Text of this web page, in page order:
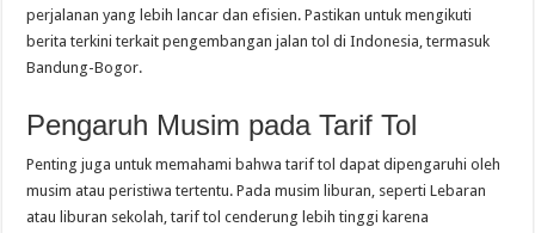
perjalanan yang lebih lancar dan efisien. Pastikan untuk mengikuti
berita terkini terkait pengembangan jalan tol di Indonesia, termasuk
Bandung-Bogor.
Pengaruh Musim pada Tarif Tol
Penting juga untuk memahami bahwa tarif tol dapat dipengaruhi oleh
musim atau peristiwa tertentu. Pada musim liburan, seperti Lebaran
atau liburan sekolah, tarif tol cenderung lebih tinggi karena